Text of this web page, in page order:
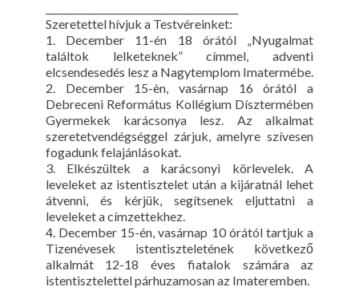
Szeretettel hívjuk a Testvéreinket:
1. December 11-én 18 órától „Nyugalmat
találtok lelketeknek” címmel, adventi
elcsendesedés lesz a Nagytemplom Imatermébe.
2. December 15-èn, vasárnap 16 órától a
Debreceni Református Kollégium Dísztermében
Gyermekek karácsonya lesz. Az alkalmat
szeretetvendégséggel zárjuk, amelyre szívesen
fogadunk felajánlásokat.
3. Elkészültek a karácsonyi körlevelek. A
leveleket az istentisztelet után a kijáratnál lehet
átvenni, és kérjük, segítsenek eljuttatni a
leveleket a címzettekhez.
4. December 15-én, vasárnap 10 órától tartjuk a
Tizenévesek istentiszteletének következő
alkalmát 12-18 éves fiatalok számára az
istentisztelettel párhuzamosan az Imateremben.